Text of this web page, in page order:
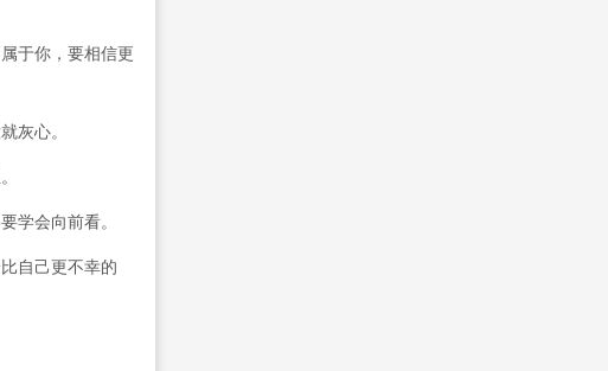
于你，要相信更
灰心。
学会向前看。
自己更不幸的